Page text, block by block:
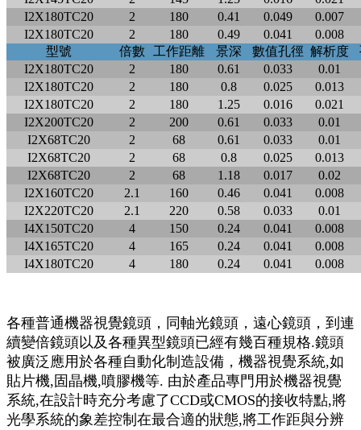
I2X180TC20
2 180 0.41 0.049
0.007
I2X180TC20
2 180 0.49 0.041
0.008
型號
倍數 工作距離 景深 數值孔徑 解析度
I2X180TC20
2 180 0.61 0.033
0.01
I2X180TC20
2 180 0.8 0.025
0.013
I2X180TC20
2 180 1.25 0.016
0.021
I2X200TC20
2 200 0.61 0.033
0.01
I2X68TC20
2 68 0.61 0.033
0.01
I2X68TC20
2 68 0.8 0.025
0.013
I2X68TC20
2 68 1.18 0.017
0.02
I2X160TC20
2.1 160 0.46 0.041
0.008
I2X220TC20
2.1 220 0.58 0.033
0.01
I4X150TC20
4 150 0.24 0.041
0.008
I4X165TC20
4 165 0.24 0.041
0.008
I4X180TC20
4 180 0.24 0.041 0.008
各種普通機器視覺鏡頭，同軸光鏡頭，遠心鏡頭，到連
續變倍鏡頭以及各種異型鏡頭已經有幾百種規格.鏡頭
被廣泛應用於各種自動化制造設備，機器視覺系統,如
貼片機,固晶機,噴膠機等. 由於產品專門用於機器視覺
系統,在設計時充分考慮了CCD或CMOS的接收特點,將
光學系統的象差控制在最合適的狀態,將工作距與分辨